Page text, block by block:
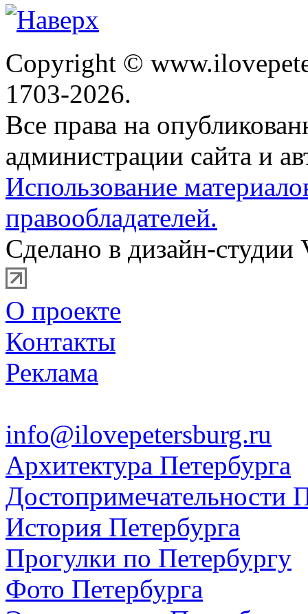
Copyright ©
1703-2026.
Все права на
администрации сайта и
Использование
правообладателей.
Сделано в дизайн-студии
О проекте
Контакты
Реклама
info@ilovepetersburg.ru
Архитектура Петербурга
Достопримечательности
История Петербурга
Прогулки по Петербургу
Фото Петербурга